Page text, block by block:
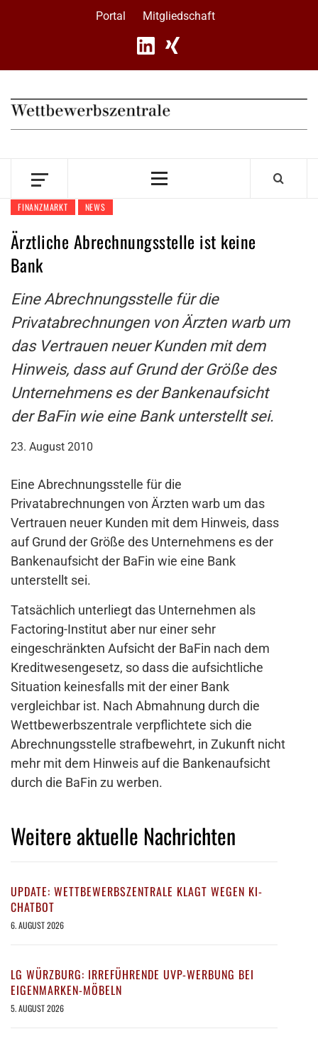
Portal Mitgliedschaft
Primary
FINANZMARKT NEWS
Ärztliche Abrechnungsstelle ist keine
Bank
Eine Abrechnungsstelle für die
Privatabrechnungen von Ärzten warb um
das Vertrauen neuer Kunden mit dem
Hinweis, dass auf Grund der Größe des
Unternehmens es der Bankenaufsicht
der BaFin wie eine Bank unterstellt sei.
23. August 2010
Eine Abrechnungsstelle für die
Privatabrechnungen von Ärzten warb um das
Vertrauen neuer Kunden mit dem Hinweis, dass
auf Grund der Größe des Unternehmens es der
Bankenaufsicht der BaFin wie eine Bank
unterstellt sei.
Tatsächlich unterliegt das Unternehmen als
Factoring-Institut aber nur einer sehr
eingeschränkten Aufsicht der BaFin nach dem
Kreditwesengesetz, so dass die aufsichtliche
Situation keinesfalls mit der einer Bank
vergleichbar ist. Nach Abmahnung durch die
Wettbewerbszentrale verpflichtete sich die
Abrechnungsstelle strafbewehrt, in Zukunft nicht
mehr mit dem Hinweis auf die Bankenaufsicht
durch die BaFin zu werben.
Weitere aktuelle Nachrichten
UPDATE: WETTBEWERBSZENTRALE KLAGT WEGEN KI-
CHATBOT
6. AUGUST 2026
LG WÜRZBURG: IRREFÜHRENDE UVP-WERBUNG BEI
EIGENMARKEN-MÖBELN
5. AUGUST 2026